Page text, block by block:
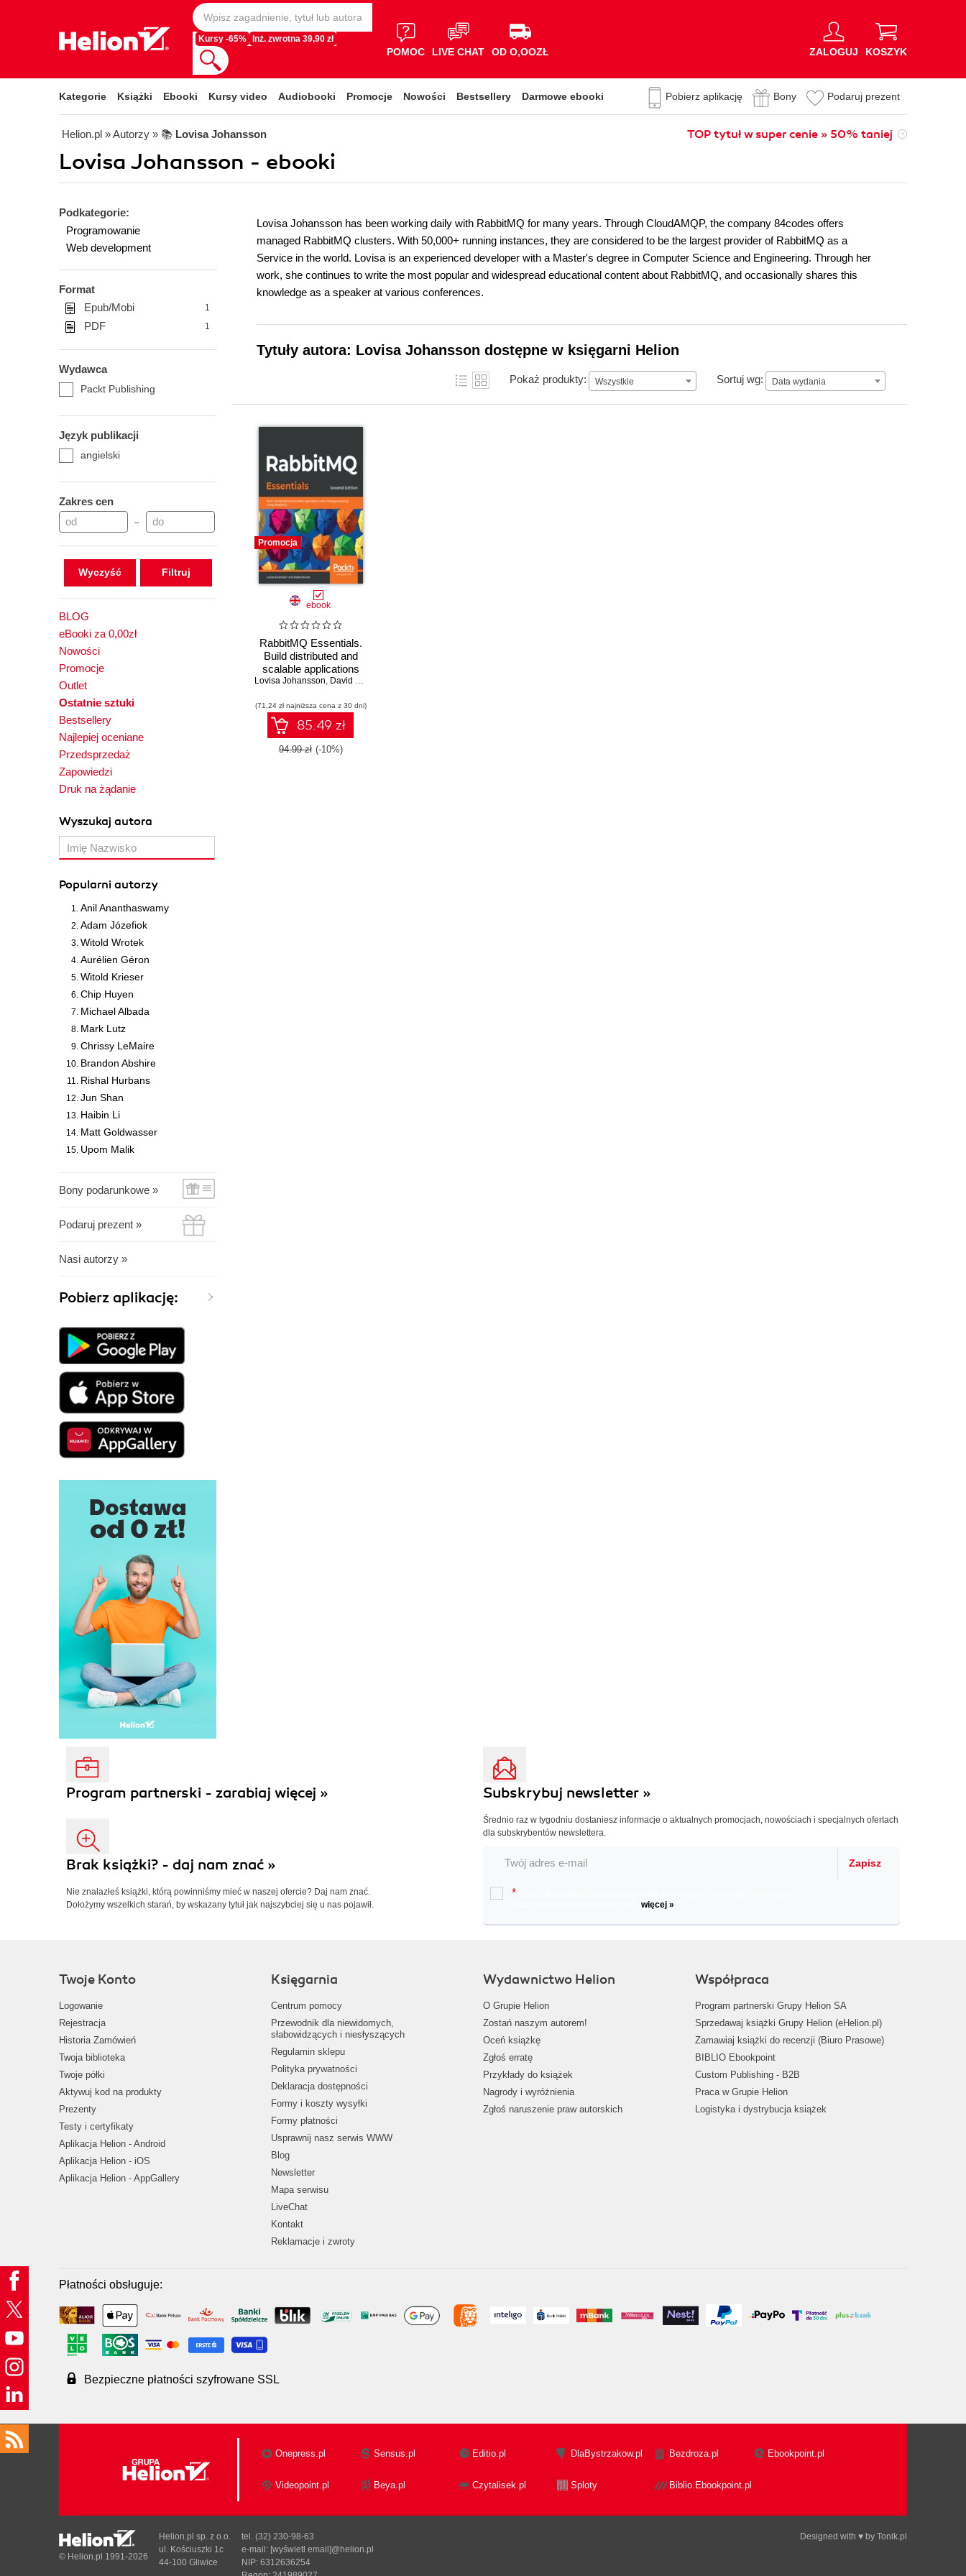
Kursy -65% Inż. zwrotna 39,90 zł
POMOC LIVE CHAT OD O,OOZŁ ZALOGUJ KOSZYK
Kategorie Książki Ebooki Kursy video Audiobooki Promocje Nowości Bestsellery Darmowe ebooki Pobierz aplikację Bony Podaruj prezent
Helion.pl » Autorzy » 📚 Lovisa Johansson TOP tytuł w super cenie » 50% taniej
Lovisa Johansson - ebooki
Podkategorie:
Programowanie
Web development
Format
Epub/Mobi
1
PDF 1
Wydawca
Packt Publishing
Język publikacji
angielski
Zakres cen
–
Wyczyść
BLOG
eBooki za 0,00zł
Nowości
Promocje
Outlet
Ostatnie sztuki
Bestsellery
Najlepiej oceniane
Przedsprzedaż
Zapowiedzi
Druk na żądanie
Wyszukaj autora
Popularni autorzy
Anil Ananthaswamy
Adam Józefiok
Witold Wrotek
Aurélien Géron
Witold Krieser
Chip Huyen
Michael Albada
Mark Lutz
Chrissy LeMaire
Brandon Abshire
Rishal Hurbans
Jun Shan
Haibin Li
Matt Goldwasser
Upom Malik
Bony podarunkowe »
Podaruj prezent »
Nasi autorzy »
Pobierz aplikację:
Lovisa Johansson has been working daily with RabbitMQ for many years. Through CloudAMQP, the company 84codes offers
managed RabbitMQ clusters. With 50,000+ running instances, they are considered to be the largest provider of RabbitMQ as a
Service in the world. Lovisa is an experienced developer with a Master's degree in Computer Science and Engineering. Through her
work, she continues to write the most popular and widespread educational content about RabbitMQ, and occasionally shares this
knowledge as a speaker at various conferences.
Tytuły autora: Lovisa Johansson dostępne w księgarni Helion
Pokaż produkty: Wszystkie Sortuj wg: Data wydania
Data wydania
Promocja
ebook
RabbitMQ Essentials.
Build distributed and
scalable applications
with message queuing
Second Edition
Lovisa Johansson, David Dossot
(71,24 zł najniższa cena z 30 dni)
85.49 zł
94.99 zł (-10%)
Program partnerski - zarabiaj więcej »
Brak książki? - daj nam znać »
Nie znalazłeś książki, którą powinniśmy mieć w naszej ofercie? Daj nam znać.
Dołożymy wszelkich starań, by wskazany tytuł jak najszybciej się u nas pojawił.
Subskrybuj newsletter »
Średnio raz w tygodniu dostaniesz informacje o aktualnych promocjach, nowościach i specjalnych ofertach
dla subskrybentów newslettera.
Zapisz
*
więcej »
Twoje Konto
Logowanie
Rejestracja
Historia Zamówień
Twoja biblioteka
Twoje półki
Aktywuj kod na produkty
Prezenty
Testy i certyfikaty
Aplikacja Helion - Android
Aplikacja Helion - iOS
Aplikacja Helion - AppGallery
Księgarnia
Centrum pomocy
Przewodnik dla niewidomych,
słabowidzących i niesłyszących
Regulamin sklepu
Polityka prywatności
Deklaracja dostępności
Formy i koszty wysyłki
Formy płatności
Usprawnij nasz serwis WWW
Blog
Newsletter
Mapa serwisu
LiveChat
Kontakt
Reklamacje i zwroty
Wydawnictwo Helion
O Grupie Helion
Zostań naszym autorem!
Oceń książkę
Zgłoś erratę
Przykłady do książek
Nagrody i wyróżnienia
Zgłoś naruszenie praw autorskich
Współpraca
Program partnerski Grupy Helion SA
Sprzedawaj książki Grupy Helion (eHelion.pl)
Zamawiaj książki do recenzji (Biuro Prasowe)
BIBLIO Ebookpoint
Custom Publishing - B2B
Praca w Grupie Helion
Logistyka i dystrybucja książek
Płatności obsługuje:
Bezpieczne płatności szyfrowane SSL
Onepress.pl Sensus.pl Editio.pl DlaBystrzakow.pl Bezdroza.pl Ebookpoint.pl
Videopoint.pl Beya.pl Czytalisek.pl Sploty Biblio.Ebookpoint.pl
Designed with ♥ by Tonik.pl
© Helion.pl 1991-2026
Helion.pl sp. z o.o.
ul. Kościuszki 1c
44-100 Gliwice
tel. (32) 230-98-63
e-mail: [wyświetl email]@helion.pl
NIP: 6312636254